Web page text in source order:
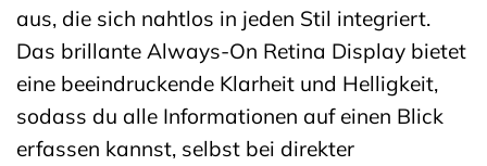
aus, die sich nahtlos in jeden Stil integriert.
Das brillante Always-On Retina Display bietet
eine beeindruckende Klarheit und Helligkeit,
sodass du alle Informationen auf einen Blick
erfassen kannst, selbst bei direkter